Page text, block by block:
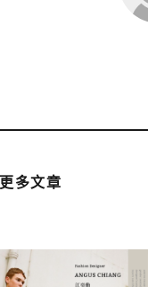
更多文章